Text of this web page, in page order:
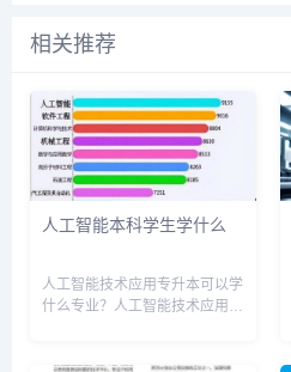
相关推荐
人工智能本科学生学什么
人工智能技术应用专升本可以学
什么专业？人工智能技术应用专